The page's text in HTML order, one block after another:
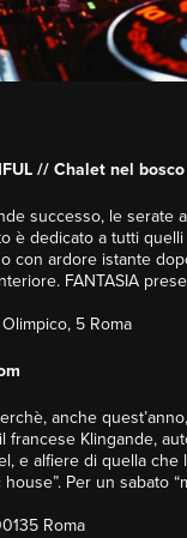
// Chalet nel bosco
successo, le serate
è dedicato a tutti
con ardore istante
FANTASIA
5 Roma
anche
francese Klingande,
e alfiere di quella che
Per un sabato
Roma